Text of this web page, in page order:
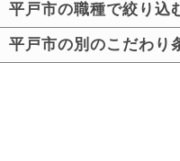
平戸市の職種で絞り込
平戸市の別のこだわり